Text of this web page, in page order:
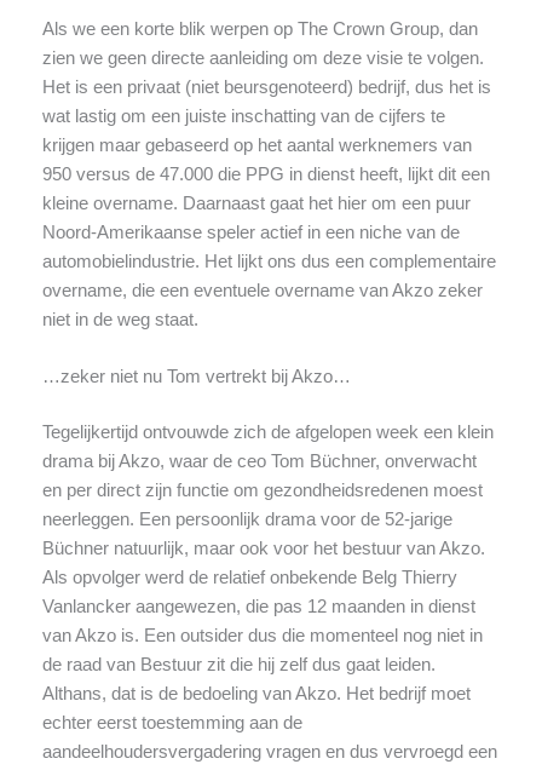
Als we een korte blik werpen op The Crown Group, dan
zien we geen directe aanleiding om deze visie te volgen.
Het is een privaat (niet beursgenoteerd) bedrijf, dus het is
wat lastig om een juiste inschatting van de cijfers te
krijgen maar gebaseerd op het aantal werknemers van
950 versus de 47.000 die PPG in dienst heeft, lijkt dit een
kleine overname. Daarnaast gaat het hier om een puur
Noord-Amerikaanse speler actief in een niche van de
automobielindustrie. Het lijkt ons dus een complementaire
overname, die een eventuele overname van Akzo zeker
niet in de weg staat.
…zeker niet nu Tom vertrekt bij Akzo…
Tegelijkertijd ontvouwde zich de afgelopen week een klein
drama bij Akzo, waar de ceo Tom Büchner, onverwacht
en per direct zijn functie om gezondheidsredenen moest
neerleggen. Een persoonlijk drama voor de 52-jarige
Büchner natuurlijk, maar ook voor het bestuur van Akzo.
Als opvolger werd de relatief onbekende Belg Thierry
Vanlancker aangewezen, die pas 12 maanden in dienst
van Akzo is. Een outsider dus die momenteel nog niet in
de raad van Bestuur zit die hij zelf dus gaat leiden.
Althans, dat is de bedoeling van Akzo. Het bedrijf moet
echter eerst toestemming aan de
aandeelhoudersvergadering vragen en dus vervroegd een